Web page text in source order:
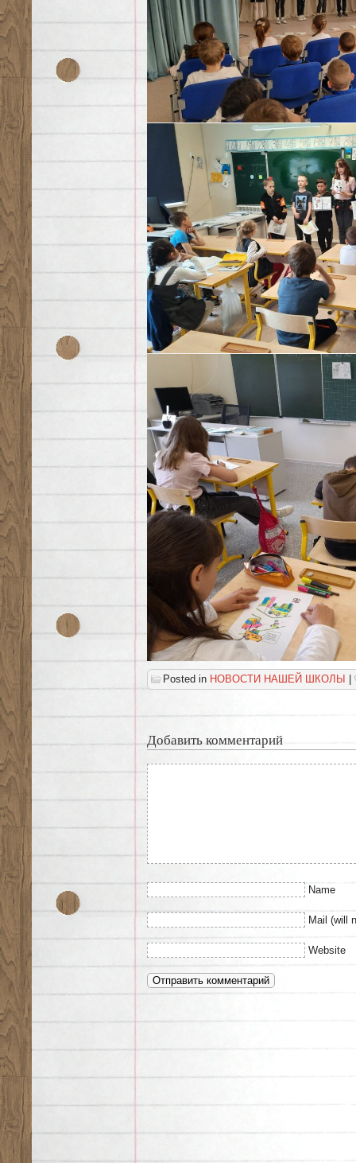
Posted in НОВОСТИ НАШЕЙ ШКОЛЫ |
Добавить комментарий
Name
Mail (will
Website